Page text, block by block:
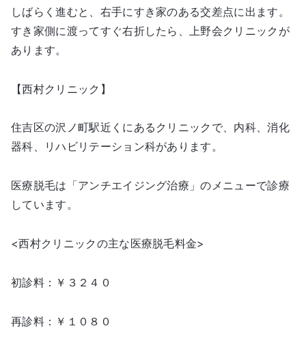
しばらく進むと、右手にすき家のある交差点に出ます。
すき家側に渡ってすぐ右折したら、上野会クリニックが
あります。
【西村クリニック】
住吉区の沢ノ町駅近くにあるクリニックで、内科、消化
器科、リハビリテーション科があります。
医療脱毛は「アンチエイジング治療」のメニューで診療
しています。
<西村クリニックの主な医療脱毛料金>
初診料：￥３２４０
再診料：￥１０８０